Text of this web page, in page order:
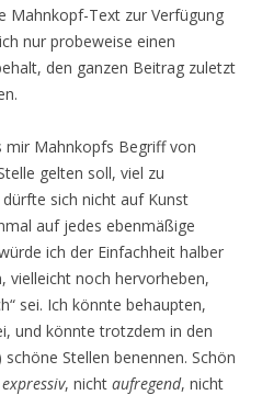
Mahnkopf-Text zur Verfügung
nur probeweise einen
den ganzen Beitrag zuletzt
mir Mahnkopfs Begriff von
gelten soll, viel zu
sich nicht auf Kunst
auf jedes ebenmäßige
ich der Einfachheit halber
vielleicht noch hervorheben,
sei. Ich könnte behaupten,
und könnte trotzdem in den
Stellen benennen. Schön
expressiv, nicht aufregend, nicht